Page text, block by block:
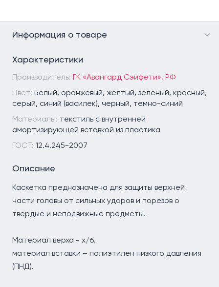
Информация о товаре
Характеристики
Производитель: ГК «Авангард Сэйфети», РФ
Цвет: Белый, оранжевый, желтый, зеленый, красный,
серый, синий (василек), черный, темно-синий
Материалы: текстиль с внутренней
амортизирующей вставкой из пластика
ГОСТ: 12.4.245-2007
Описание
Каскетка предназначена для защиты верхней
части головы от сильных ударов и порезов о
твердые и неподвижные предметы.
Материал верха - х/б,
материал вставки – полиэтилен низкого давления
(ПНД).